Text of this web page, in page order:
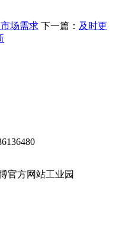
场需求 下一篇： 及时更
官方网站工业园